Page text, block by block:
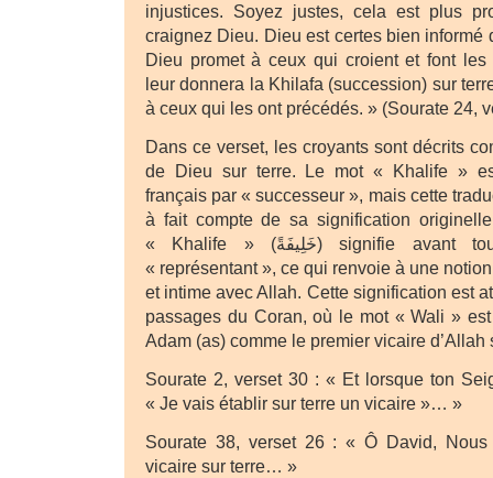
injustices. Soyez justes, cela est plus
craignez Dieu. Dieu est certes bien informé
Dieu promet à ceux qui croient et font
leur donnera la Khilafa (succession) sur
à ceux qui les ont précédés. » (Sourate 24,
Dans ce verset, les croyants sont décrits
de Dieu sur terre. Le mot « Khalife »
français par « successeur », mais cette
à fait compte de sa signification
« Khalife » (خَلِيفَةً) signifie avant tout « vicaire » ou
« représentant », ce qui renvoie à une
et intime avec Allah. Cette signification est
passages du Coran, où le mot « Wali »
Adam (as) comme le premier vicaire d’Allah
Sourate 2, verset 30 : « Et lorsque ton
« Je vais établir sur terre un vicaire »… »
Sourate 38, verset 26 : « Ô David,
vicaire sur terre… »